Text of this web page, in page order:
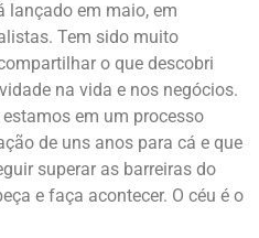
lançado em maio, em
Tem sido muito
o que descobri
na vida e nos negócios.
estamos em um processo
de uns anos para cá e que
superar as barreiras do
e faça acontecer. O céu é o